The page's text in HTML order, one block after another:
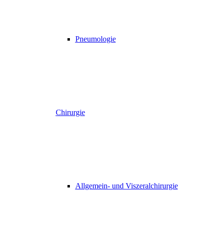
Pneumologie
Chirurgie
Allgemein- und Viszeralchirurgie